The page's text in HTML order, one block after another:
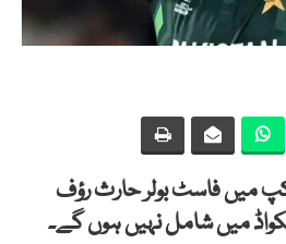
ٹی 20 ورلڈ کپ میں فاسٹ بولر حارث رؤف